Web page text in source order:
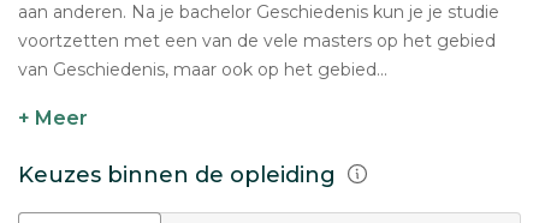
aan anderen. Na je bachelor Geschiedenis kun je je studie
voortzetten met een van de vele masters op het gebied
van Geschiedenis, maar ook op het gebied...
+ Meer
Keuzes binnen de opleiding